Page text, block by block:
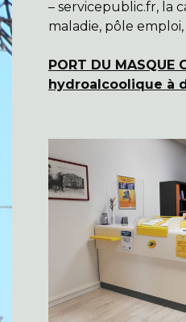
– servicepublic.fr, la
maladie, pôle
PORT DU MASQUE
hydroalcoolique à